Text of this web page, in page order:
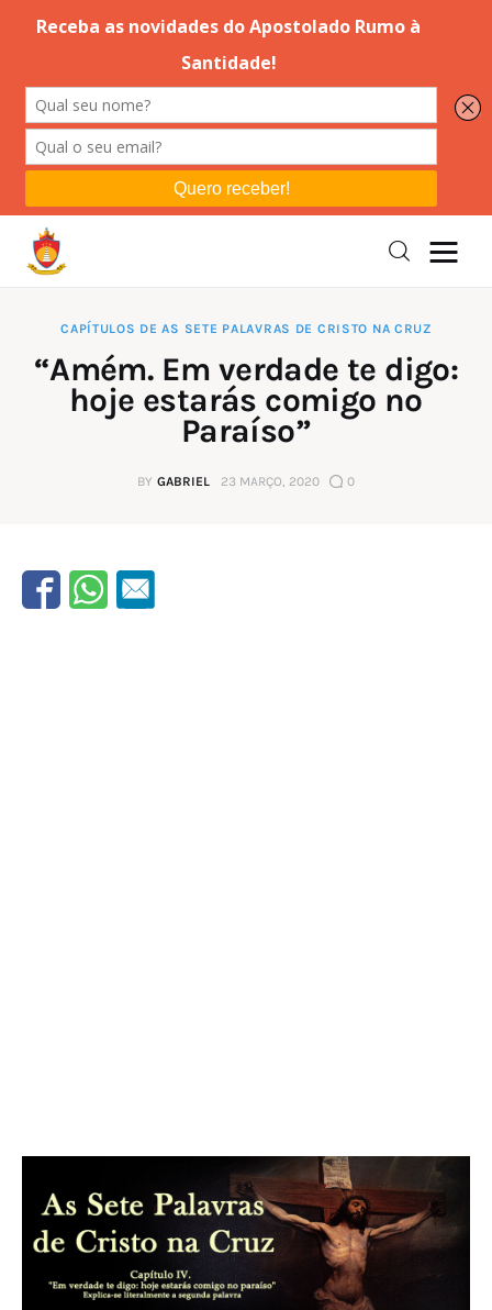
Editorial
Orações
Instruções
Espiritualidade
Catolicismo
Sobre
CAPÍTULOS DE AS SETE PALAVRAS DE CRISTO NA CRUZ
“Amém. Em verdade te digo:
hoje estarás comigo no
Paraíso”
BY GABRIEL 23 MARÇO, 2020 0